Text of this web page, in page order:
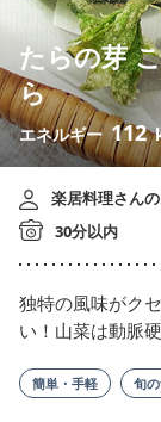
たらの芽
ら
エネルギー 112
楽居料理さん
30分以内
独特の風味がク
い！山菜は動脈
簡単・手軽 旬